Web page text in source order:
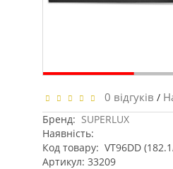
0 відгуків /
Бренд: SUPERLUX
Наявність:
Код товару: VT96DD
Артикул: 33209